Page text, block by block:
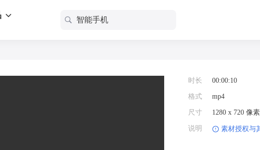
时长 00:00:10
格式 mp4
尺寸 1280 x 720 像素
说明 素材授权与